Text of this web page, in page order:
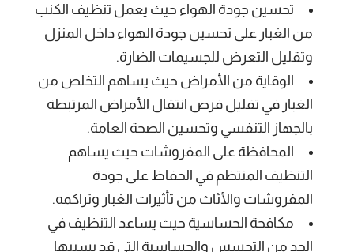
تحسين جودة الهواء حيث يعمل تنظيف الكنب
من الغبار على تحسين جودة الهواء داخل المنزل
وتقليل التعرض للجسيمات الضارة.
الوقاية من الأمراض حيث يساهم التخلص من
الغبار في تقليل فرص انتقال الأمراض المرتبطة
بالجهاز التنفسي وتحسين الصحة العامة.
المحافظة على المفروشات حيث يساهم
التنظيف المنتظم في الحفاظ على جودة
المفروشات والأثاث من تأثيرات الغبار وتراكمه.
مكافحة الحساسية حيث يساعد التنظيف في
الحد من التحسس والحساسية التي قد يسببها